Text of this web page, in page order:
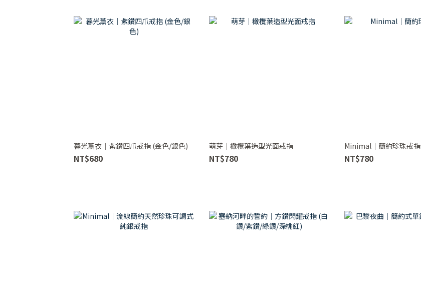
暮光薰衣｜紫鑽四爪戒指 (金色/銀色)
NT$680
萌芽｜橄欖葉造型光面戒指
NT$780
Minimal｜簡約珍珠戒指
NT$780